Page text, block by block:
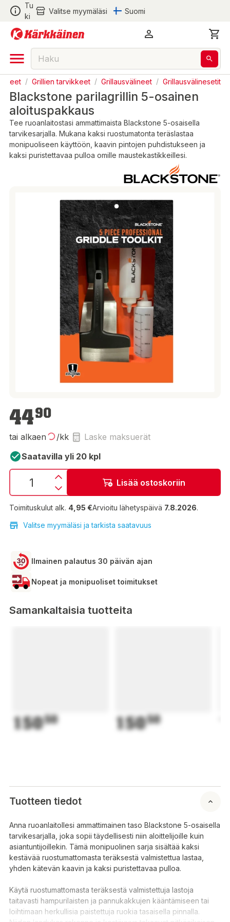
Tu
ki
Valitse myymäläsi Suomi
/ Grillien tarvikkeet / Grillausvälineet / Grillausvälinesetit
Blackstone parilagrillin 5-osainen
aloituspakkaus
Tee ruoanlaitostasi ammattimaista Blackstone 5-osaisella
tarvikesarjalla. Mukana kaksi ruostumatonta teräslastaa
monipuoliseen käyttöön, kaavin pintojen puhdistukseen ja
kaksi puristettavaa pulloa omille maustekastikkeillesi.
4490
tai alkaen /kk
Laske maksuerät
Saatavilla yli 20 kpl
Lisää ostoskoriin
Toimituskulut alk. 4,95 €Arvioitu lähetyspäivä 7.8.2026.
Valitse myymäläsi ja tarkista saatavuus
Ilmainen palautus 30 päivän ajan
Nopeat ja monipuoliset toimitukset
Samankaltaisia tuotteita
15050 15050
Tuotteen tiedot
Anna ruoanlaitollesi ammattimainen taso Blackstone 5-osaisella
tarvikesarjalla, joka sopii täydellisesti niin aloittelijoille kuin
asiantuntijoillekin. Tämä monipuolinen sarja sisältää kaksi
kestävää ruostumattomasta teräksestä valmistettua lastaa,
yhden kätevän kaavin ja kaksi puristettavaa pulloa.
Käytä ruostumattomasta teräksestä valmistettuja lastoja
taitavasti hampurilaisten ja pannukakkujen kääntämiseen tai
loihtimaan herkullisia paistettuja ruokia tasaisella pinnalla.